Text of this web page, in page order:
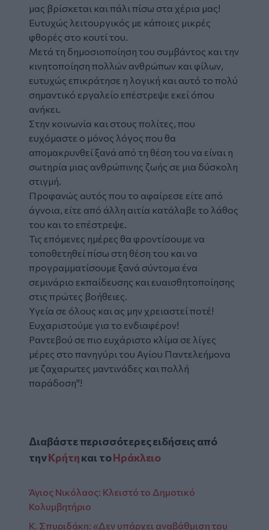
μας βρίσκεται και πάλι πίσω στα χέρια μας!
Ευτυχώς λειτουργικός με κάποιες μικρές
φθορές στο κουτί του.
Μετά τη δημοσιοποίηση του συμβάντος και την
κινητοποίηση πολλών ανθρώπων και φίλων,
ευτυχώς επικράτησε η λογική και αυτό το πολύ
σημαντικό εργαλείο επέστρεψε εκεί όπου
ανήκει.
Στην κοινωνία και στους πολίτες, που
ευχόμαστε ο μόνος λόγος που θα
απομακρυνθεί ξανά από τη θέση του να είναι η
σωτηρία μιας ανθρώπινης ζωής σε μια δύσκολη
στιγμή.
Προφανώς αυτός που το αφαίρεσε είτε από
άγνοια, είτε από άλλη αιτία κατάλαβε το λάθος
του και το επέστρεψε.
Τις επόμενες ημέρες θα φροντίσουμε να
τοποθετηθεί πίσω στη θέση του και να
προγραμματίσουμε ξανά σύντομα ένα
σεμινάριο εκπαίδευσης και ευαισθητοποίησης
στις πρώτες βοήθειες.
Υγεία σε όλους και ας μην χρειαστεί ποτέ!
Ευχαριστούμε για το ενδιαφέρον!
Ραντεβού σε πιο ευχάριστο κλίμα σε λίγες
μέρες στο πανηγύρι του Αγίου Παντελεήμονα
με ζαχαρωτες μαντινάδες και πολλή
παράδοση"!
Διαβάστε περισσότερες ειδήσεις από
τηνΚρήτηκαι τοΗράκλειο
Άγιος Νικόλαος: Κλειστό το Δημοτικό
Κολυμβητήριο
Κ. Σπυριδάκη: «Δεν υπάρχει αναβάθμιση του